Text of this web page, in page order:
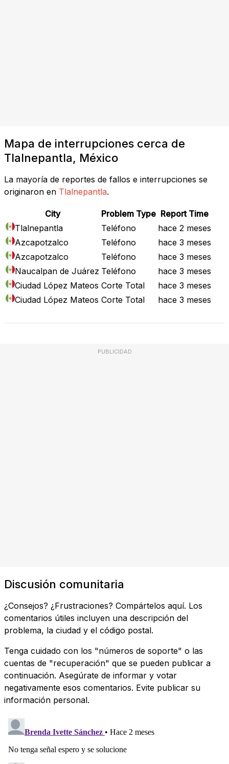
Mapa de interrupciones cerca de
Tlalnepantla, México
La mayoría de reportes de fallos e interrupciones se
originaron en Tlalnepantla.
City Problem Type Report Time
Tlalnepantla
Teléfono
hace 2 meses
Azcapotzalco
Teléfono
hace 3 meses
Azcapotzalco
Teléfono
hace 3 meses
Naucalpan de Juárez Teléfono
hace 3 meses
Ciudad López Mateos Corte Total
hace 3 meses
Ciudad López Mateos Corte Total hace 3 meses
PUBLICIDAD
Discusión comunitaria
¿Consejos? ¿Frustraciones? Compártelos aquí. Los
comentarios útiles incluyen una descripción del
problema, la ciudad y el código postal.
Tenga cuidado con los "números de soporte" o las
cuentas de "recuperación" que se pueden publicar a
continuación. Asegúrate de informar y votar
negativamente esos comentarios. Evite publicar su
información personal.